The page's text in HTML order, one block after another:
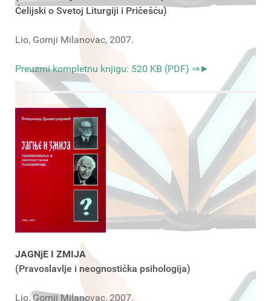
Ćelijski o Svetoj Liturgiji i Pričešću)
Lio, Gornji Milanovac, 2007.
Preuzmi kompletnu knjigu: 520 KB (PDF) ⇒►
JAGNjE I ZMIJA
(Pravoslavlje i neognostička psihologija)
Lio, Gornji Milanovac, 2007.